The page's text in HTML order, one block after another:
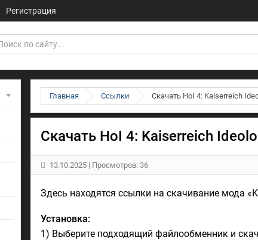
Главная Ссылки Скачать HoI 4: Kaiserreich
Скачать HoI 4: Kaiserreich
13.10.2025 | Просмотров: 36
Здесь находятся ссылки на скачивание мода
Установка:
1) Выберите подходящий файлообменник и
Регистрация